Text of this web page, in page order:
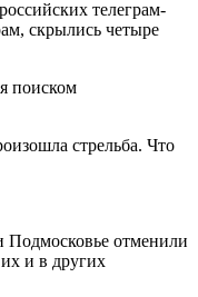
телеграм-
скрылись четыре
поиском
отменили
и в других